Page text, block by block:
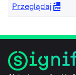
Przeglądaj